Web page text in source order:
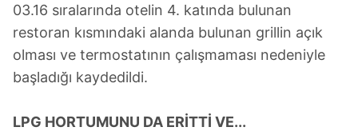
03.16 sıralarında otelin 4. katında bulunan
restoran kısmındaki alanda bulunan grillin açık
olması ve termostatının çalışmaması nedeniyle
başladığı kaydedildi.
LPG HORTUMUNU DA ERİTTİ VE...